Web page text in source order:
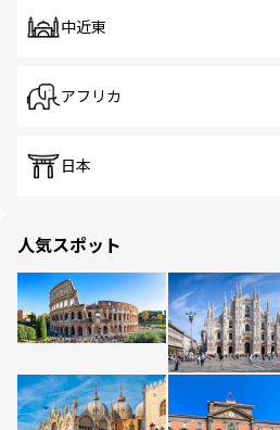
中近東
アフリカ
日本
人気スポット